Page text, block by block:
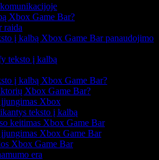
Xbox Game Bar?
raida
į kalbą Xbox Game Bar panaudojimo
teksto į kalbą
į kalbą Xbox Game Bar?
Xbox Game Bar?
Xbox
teksto į kalbą
keitimas Xbox Game Bar
Xbox Game Bar
Xbox Game Bar
era